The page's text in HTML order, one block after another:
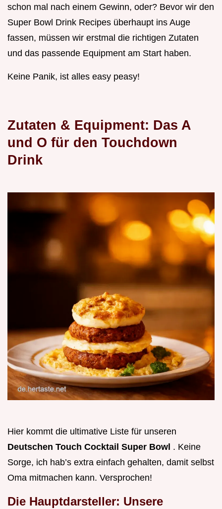
schon mal nach einem Gewinn, oder? Bevor wir den
Super Bowl Drink Recipes überhaupt ins Auge
fassen, müssen wir erstmal die richtigen Zutaten
und das passende Equipment am Start haben.
Keine Panik, ist alles easy peasy!
Zutaten & Equipment: Das A
und O für den Touchdown
Drink
Hier kommt die ultimative Liste für unseren
Deutschen Touch Cocktail Super Bowl . Keine
Sorge, ich hab’s extra einfach gehalten, damit selbst
Oma mitmachen kann. Versprochen!
Die Hauptdarsteller: Unsere